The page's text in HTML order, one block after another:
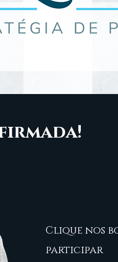
Clique nos
participar